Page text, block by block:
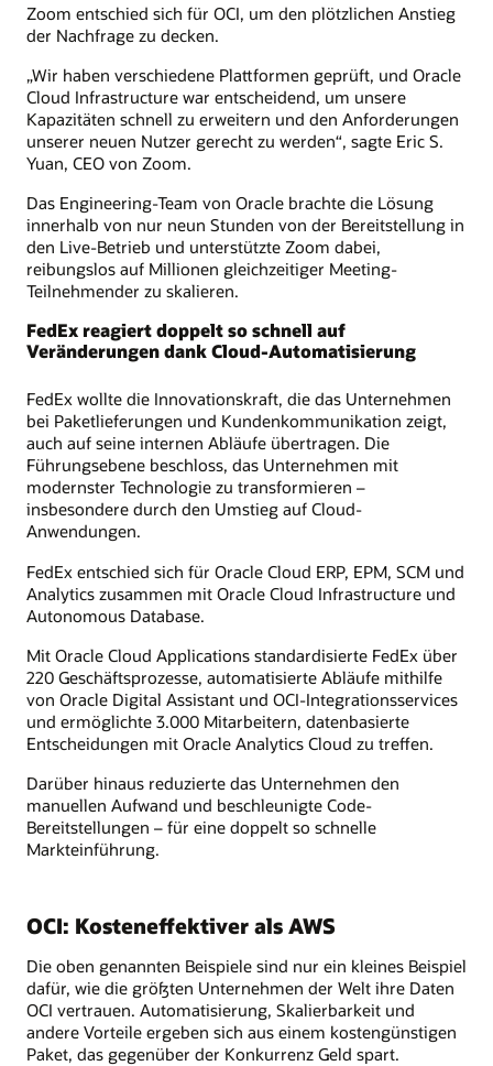
Zoom entschied sich für OCI, um den plötzlichen Anstieg
der Nachfrage zu decken.
„Wir haben verschiedene Plattformen geprüft, und Oracle
Cloud Infrastructure war entscheidend, um unsere
Kapazitäten schnell zu erweitern und den Anforderungen
unserer neuen Nutzer gerecht zu werden“, sagte Eric S.
Yuan, CEO von Zoom.
Das Engineering-Team von Oracle brachte die Lösung
innerhalb von nur neun Stunden von der Bereitstellung in
den Live-Betrieb und unterstützte Zoom dabei,
reibungslos auf Millionen gleichzeitiger Meeting-
Teilnehmender zu skalieren.
FedEx reagiert doppelt so schnell auf
Veränderungen dank Cloud-Automatisierung
FedEx wollte die Innovationskraft, die das Unternehmen
bei Paketlieferungen und Kundenkommunikation zeigt,
auch auf seine internen Abläufe übertragen. Die
Führungsebene beschloss, das Unternehmen mit
modernster Technologie zu transformieren –
insbesondere durch den Umstieg auf Cloud-
Anwendungen.
FedEx entschied sich für Oracle Cloud ERP, EPM, SCM und
Analytics zusammen mit Oracle Cloud Infrastructure und
Autonomous Database.
Mit Oracle Cloud Applications standardisierte FedEx über
220 Geschäftsprozesse, automatisierte Abläufe mithilfe
von Oracle Digital Assistant und OCI-Integrationsservices
und ermöglichte 3.000 Mitarbeitern, datenbasierte
Entscheidungen mit Oracle Analytics Cloud zu treffen.
Darüber hinaus reduzierte das Unternehmen den
manuellen Aufwand und beschleunigte Code-
Bereitstellungen – für eine doppelt so schnelle
Markteinführung.
OCI: Kosteneffektiver als AWS
Die oben genannten Beispiele sind nur ein kleines Beispiel
dafür, wie die größten Unternehmen der Welt ihre Daten
OCI vertrauen. Automatisierung, Skalierbarkeit und
andere Vorteile ergeben sich aus einem kostengünstigen
Paket, das gegenüber der Konkurrenz Geld spart.